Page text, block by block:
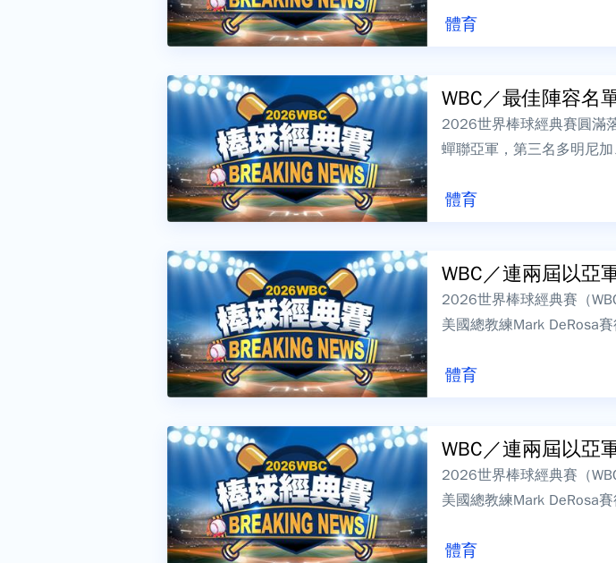
體育
體育
WBC／最佳陣容名
2026世界棒球經典賽圓滿
蟬聯亞軍，第三名多明尼
體育
WBC／連兩屆以亞
2026世界棒球經典賽（
美國總教練Mark DeRosa
體育
WBC／連兩屆以亞
2026世界棒球經典賽（
美國總教練Mark DeRosa